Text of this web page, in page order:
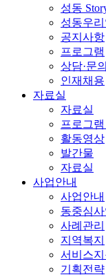
성동
성동우리
공지사항
프로그램
상담·문의
인재채용
자료실
자료실
프로그램
활동영상
발간물
자료실
사업안내
사업안내
동중심사
사례관리
지역복지
서비스지
기획전략